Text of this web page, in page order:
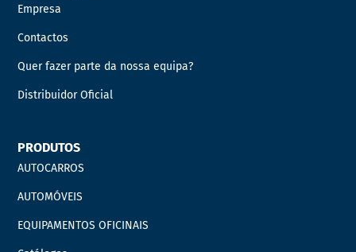
Empresa
Contactos
Quer fazer parte da nossa equipa?
Distribuidor Oficial
PRODUTOS
AUTOCARROS
AUTOMÓVEIS
EQUIPAMENTOS OFICINAIS